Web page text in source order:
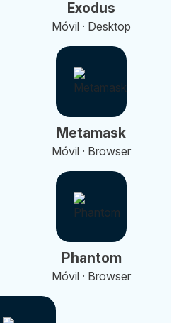
Exodus
Móvil · Desktop
Metamask
Móvil · Browser
Phantom
Móvil · Browser